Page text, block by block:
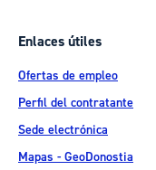
Enlaces útiles
Ofertas de empleo
Perfil del contratante
Sede electrónica
Mapas - GeoDonostia